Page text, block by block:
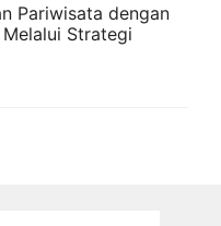
Pariwisata dengan
Strategi